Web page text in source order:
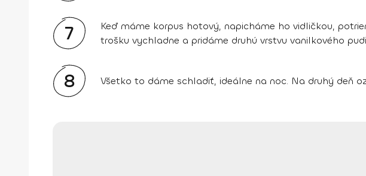
7
Keď máme korpus hotový, napicháme ho vidličkou,
trošku vychladne a pridáme druhú vrstvu vanilkového
8 Všetko to dáme schladiť, ideálne na noc. Na druhý deň